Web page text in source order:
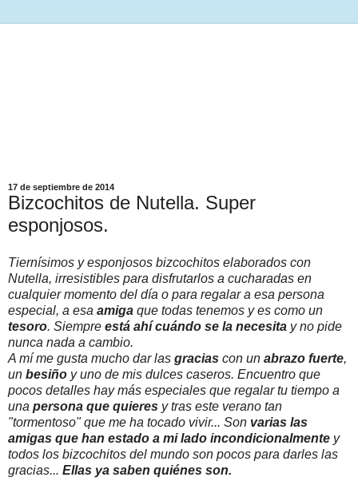
17 de septiembre de 2014
Bizcochitos de Nutella. Super
esponjosos.
Tiernísimos y esponjosos bizcochitos elaborados con
Nutella, irresistibles para disfrutarlos a cucharadas en
cualquier momento del día o para regalar a esa persona
especial, a esa amiga que todas tenemos y es como un
tesoro. Siempre está ahí cuándo se la necesita y no pide
nunca nada a cambio.
A mí me gusta mucho dar las gracias con un abrazo fuerte,
un besiño y uno de mis dulces caseros. Encuentro que
pocos detalles hay más especiales que regalar tu tiempo a
una persona que quieres y tras este verano tan
"tormentoso" que me ha tocado vivir... Son varias las
amigas que han estado a mi lado incondicionalmente y
todos los bizcochitos del mundo son pocos para darles las
gracias... Ellas ya saben quiénes son.